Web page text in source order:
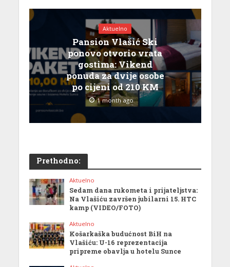
Aktuelno
Pansion Vlašić Ski
ponovo otvorio vrata
gostima: Vikend
ponuda za dvije osobe
po cijeni od 210 KM
1 month ago
Prethodno:
Aktuelno
Sedam dana rukometa i prijateljstva:
Na Vlašiću završen jubilarni 15. HTC
kamp (VIDEO/FOTO)
Aktuelno
Košarkaška budućnost BiH na
Vlašiću: U-16 reprezentacija
pripreme obavlja u hotelu Sunce